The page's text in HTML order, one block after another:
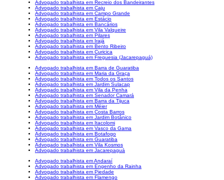
Advogado trabalhista em Recreio dos Bandeirantes
Advogado trabalhista em Caju
Advogado trabalhista em Campo Grande
Advogado trabalhista em Estácio
Advogado trabalhista em Bancários
Advogado trabalhista em Vila Valqueire
Advogado trabalhista em Pilares
Advogado trabalhista em Irajá
Advogado trabalhista em Bento Ribeiro
Advogado trabalhista em Curicica
Advogado trabalhista em Freguesia (Jacarepaguá)
Advogado trabalhista em Barra de Guaratiba
Advogado trabalhista em Maria da Graça
Advogado trabalhista em Todos os Santos
Advogado trabalhista em Jardim Sulacap
Advogado trabalhista em Vila da Penha
Advogado trabalhista em Senador Camará
Advogado trabalhista em Barra da Tijuca
Advogado trabalhista em Méier
Advogado trabalhista em Costa Barros
Advogado trabalhista em Jardim Botânico
Advogado trabalhista em Itacolomi
Advogado trabalhista em Vasco da Gama
Advogado trabalhista em Botafogo
Advogado trabalhista em Guaratiba
Advogado trabalhista em Vila Kosmos
Advogado trabalhista em Jacarepaguá
Advogado trabalhista em Andaraí
Advogado trabalhista em Engenho da Rainha
Advogado trabalhista em Piedade
Advogado trabalhista em Flamengo